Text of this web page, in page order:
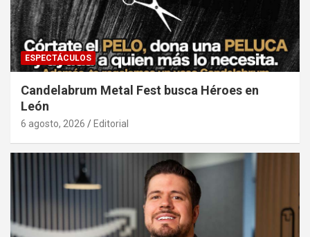
ESPECTÁCULOS
Candelabrum Metal Fest busca Héroes en
León
6 agosto, 2026 Editorial